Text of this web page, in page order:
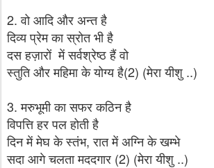
2. वो आदि और अन्त है
दिव्य प्रेम का स्रोत भी है
दस हज़ारों में सर्वश्रेष्ठ हैं वो
स्तुति और महिमा के योग्य है(2) (मेरा यीशु ..)
3. मरुभूमी का सफर कठिन है
विपत्ति हर पल होती है
दिन में मेघ के स्तंभ, रात में अग्नि के खम्भे
सदा आगे चलता मददगार (2) (मेरा यीशु ..)